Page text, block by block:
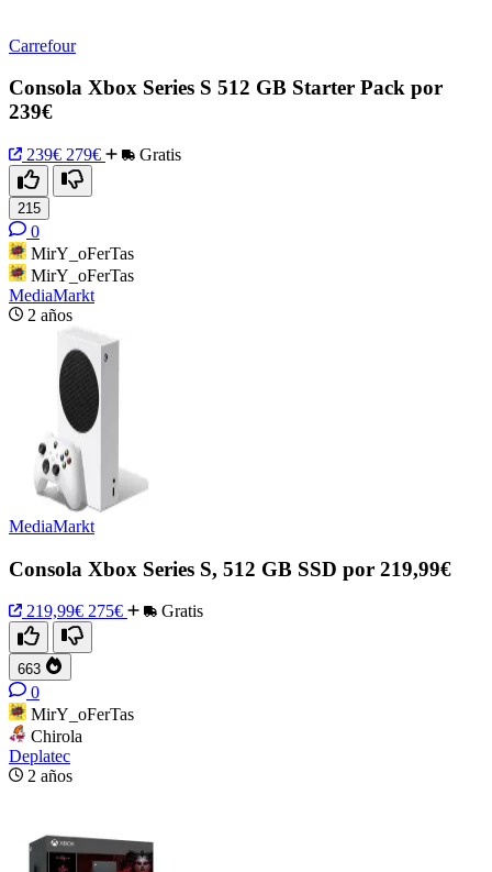
Carrefour
Consola Xbox Series S 512 GB Starter Pack por
239€
239€ 279€ Gratis
215
0
MirY_oFerTas
MirY_oFerTas
MediaMarkt
2 años
MediaMarkt
Consola Xbox Series S, 512 GB SSD por 219,99€
219,99€ 275€ Gratis
663
0
MirY_oFerTas
Chirola
Deplatec
2 años